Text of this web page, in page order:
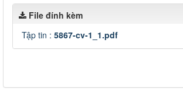
File đính kèm
Tập tin : 5867-cv-1_1.pdf